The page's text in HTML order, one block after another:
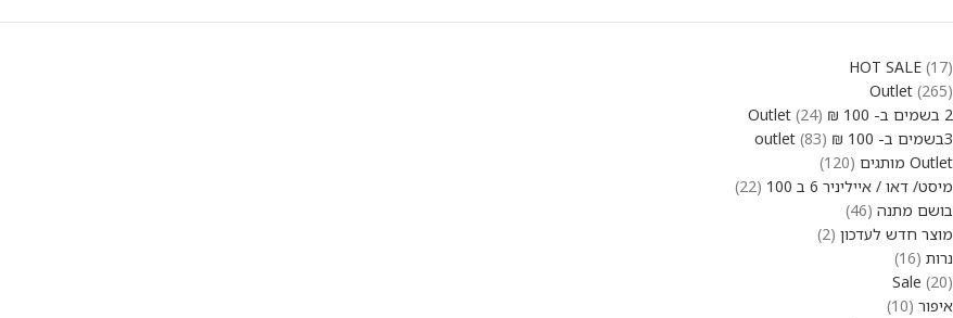
HOT SALE 17
Outlet 265
2 בשמים ב- 100 ₪ Outlet
24
3בשמים ב- 100 ₪ outlet
83
Outlet מותגים
120
מיסט/ דאו / אייליניר 6 ב 100
22
בושם מתנה 46
מוצר חדש לעדכון 2
נרות 16
Sale 20
איפור 10